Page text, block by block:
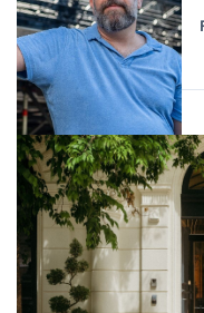
Forbes-sztori
Társadalom